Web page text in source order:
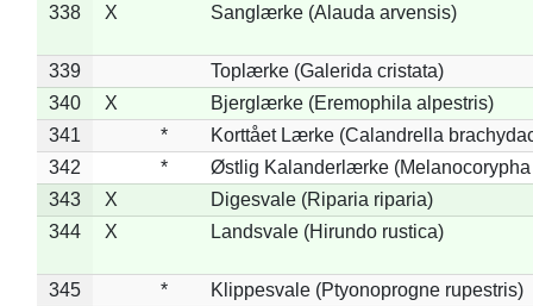
338
X Sanglærke (Alauda arvensis)
339
Toplærke (Galerida cristata)
340
X
Bjerglærke (Eremophila alpestris)
341
*
Korttået Lærke (Calandrella
342
*
Østlig Kalanderlærke (Melanocorypha
343
X
Digesvale (Riparia riparia)
344
X Landsvale (Hirundo rustica)
345 *
Klippesvale (Ptyonoprogne rupestris)